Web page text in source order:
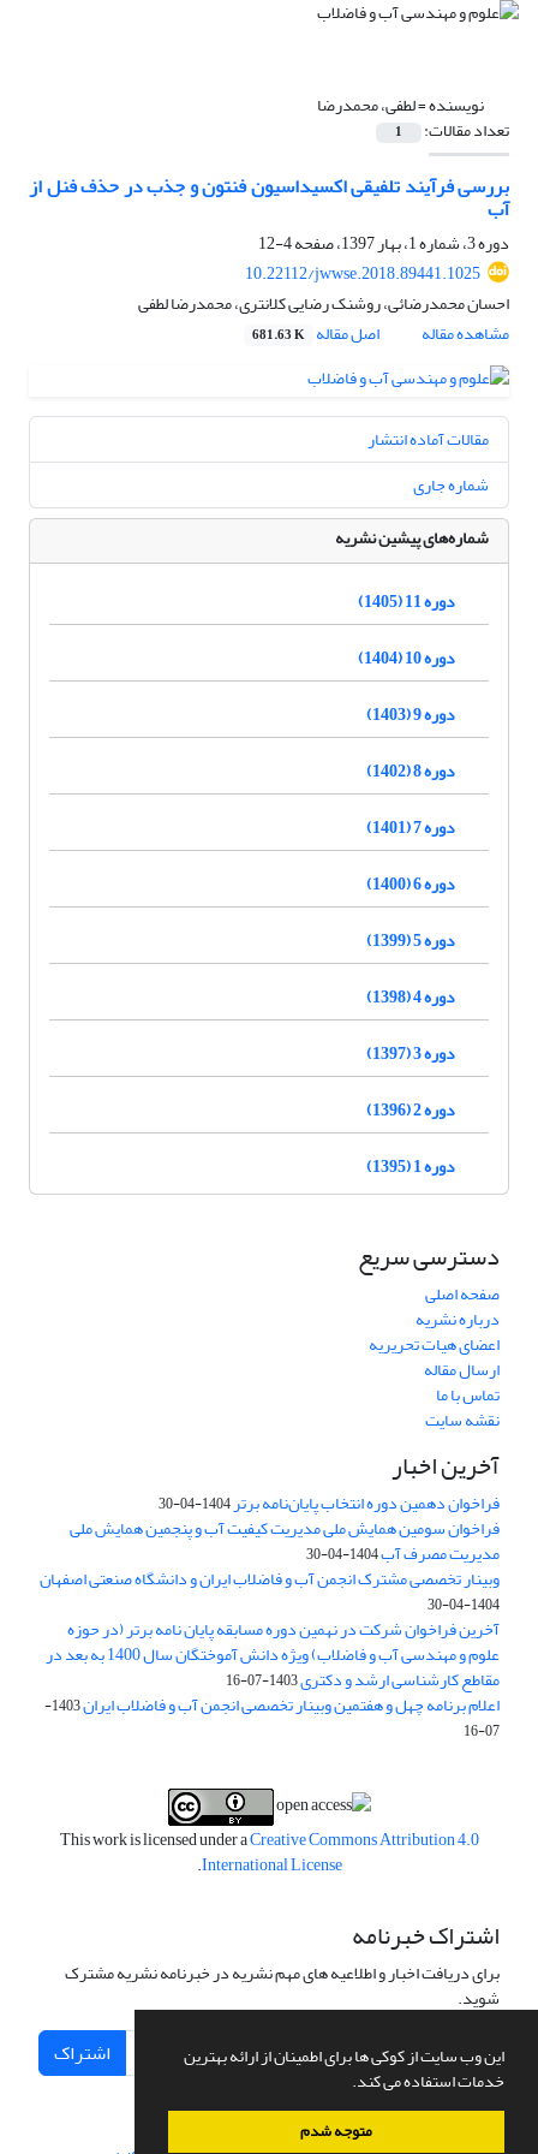
این وب سایت از کوکی ها برای اطمینان از ارائه بهترین
خدمات استفاده می کند.
متوجه شدم
نویسنده =لطفی، محمدرضا
تعداد مقالات: 1
بررسی فرآیند تلفیقی اکسیداسیون فنتون و جذب در حذف فنل از
آب
دوره 3، شماره 1، بهار 1397، صفحه
4-12
10.22112/jwwse.2018.89441.1025
احسان محمدرضائی، روشنک رضایی کلانتری، محمدرضا لطفی
مشاهده مقاله
اصل مقاله 681.63 K
مقالات آماده انتشار
شماره جاری
شماره‌های پیشین نشریه
دوره 11 (1405)
دوره 10 (1404)
دوره 9 (1403)
دوره 8 (1402)
دوره 7 (1401)
دوره 6 (1400)
دوره 5 (1399)
دوره 4 (1398)
دوره 3 (1397)
دوره 2 (1396)
دوره 1 (1395)
دسترسی سریع
صفحه اصلی
درباره نشریه
اعضای هیات تحریریه
ارسال مقاله
تماس با ما
نقشه سایت
آخرین اخبار
فراخوان دهمین دوره انتخاب پایان‌نامه برتر1404-04-30
فراخوان سومین همایش ملی مدیریت کیفیت آب و پنجمین همایش ملی
مدیریت مصرف آب1404-04-30
وبینار تخصصی مشترک انجمن آب و فاضلاب ایران و دانشگاه صنعتی اصفهان
1404-04-30
آخرین فراخوان شرکت در نهمین دوره مسابقه پایان نامه برتر (در حوزه
علوم و مهندسی آب و فاضلاب) ویژه دانش آموختگان سال 1400 به بعد در
مقاطع کارشناسی ارشد و دکتری1403-07-16
اعلام برنامه چهل و هفتمین وبینار تخصصی انجمن آب و فاضلاب ایران
1403-
07-16
This work is licensed under aCreative Commons Attribution 4.0
International License
.
اشتراک خبرنامه
برای دریافت اخبار و اطلاعیه های مهم نشریه در خبرنامه نشریه مشترک
شوید.
اشتراک